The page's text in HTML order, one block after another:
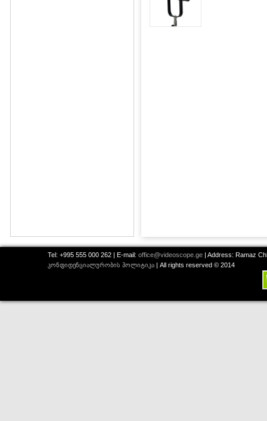
Tel: +995 555 000 262 | E-mail: office@videoscope.ge | Address: Ramaz
კონფიდენციალურობის პოლიტიკა | All rights reserved © 2014